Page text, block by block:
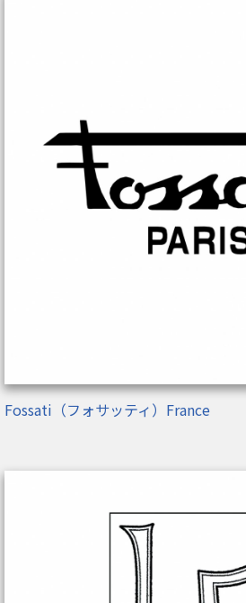
Fossati（フォサッティ）France